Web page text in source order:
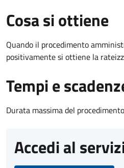
Cosa si ottiene
Quando il procedimento
positivamente si ottiene la
Tempi e
Durata massima del
Accedi al